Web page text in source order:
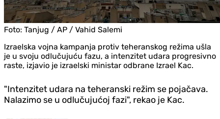
Foto: Tanjug / AP / Vahid Salemi
Izraelska vojna kampanja protiv teheranskog režima ušla
je u svoju odlučujuću fazu, a intenzitet udara progresivno
raste, izjavio je izraelski ministar odbrane Izrael Kac.
"Intenzitet udara na teheranski režim se pojačava.
Nalazimo se u odlučujućoj fazi", rekao je Kac.